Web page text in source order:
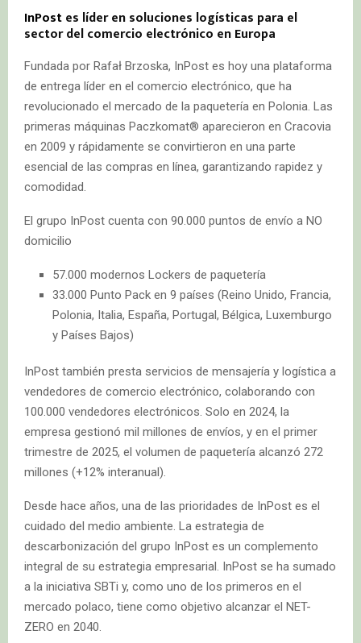
InPostes líder en soluciones logísticas para el
sector del comercio electrónico en Europa
Fundada por Rafał Brzoska, InPost es hoy una plataforma
de entrega líder en el comercio electrónico, que ha
revolucionado el mercado de la paquetería en Polonia. Las
primeras máquinas Paczkomat® aparecieron en Cracovia
en 2009 y rápidamente se convirtieron en una parte
esencial de las compras en línea, garantizando rapidez y
comodidad.
El grupo InPost cuenta con 90.000 puntos de envío a NO
domicilio
57.000 modernos Lockers de paquetería
33.000 Punto Pack en 9 países (Reino Unido, Francia,
Polonia, Italia, España, Portugal, Bélgica, Luxemburgo
y Países Bajos)
InPost también presta servicios de mensajería y logística a
vendedores de comercio electrónico, colaborando con
100.000 vendedores electrónicos. Solo en 2024, la
empresa gestionó mil millones de envíos, y en el primer
trimestre de 2025, el volumen de paquetería alcanzó 272
millones (+12% interanual).
Desde hace años, una de las prioridades de InPost es el
cuidado del medio ambiente. La estrategia de
descarbonización del grupo InPost es un complemento
integral de su estrategia empresarial. InPost se ha sumado
a la iniciativa SBTi y, como uno de los primeros en el
mercado polaco, tiene como objetivo alcanzar el NET-
ZERO en 2040.